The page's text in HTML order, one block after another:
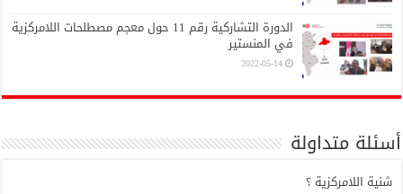
الدورة التشاركية رقم 11 حول معجم مصطلحات اللامركزية
في المنستير
2022-05-14
أسئلة متداولة
شنية اللامركزية ؟